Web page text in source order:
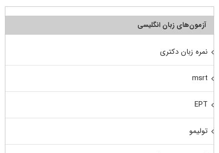
آزمون‌های زبان انگلیسی
نمره زبان دکتری
msrt
EPT
تولیمو